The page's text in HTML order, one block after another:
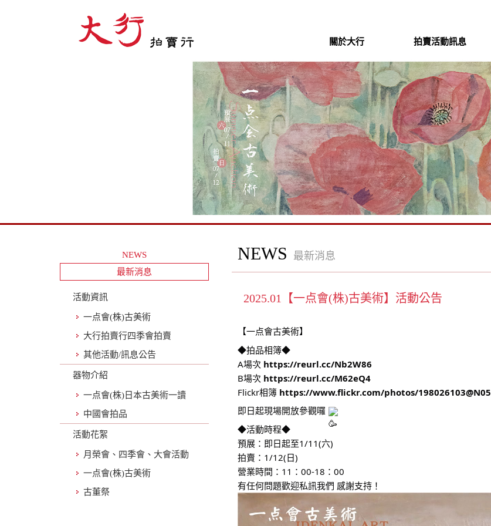
關於大行 拍賣活動訊息
NEWS
最新消息
活動資訊
一点會(株)古美術
大行拍賣行四季會拍賣
其他活動/訊息公告
器物介紹
一点會(株)日本古美術一讀
中國會拍品
活動花絮
月榮會、四季會、大會活動
一点會(株)古美術
古董祭
NEWS 最新消息
2025.01【一点會(株)古美術】活動公告
【一点會古美術】
◆拍品相簿◆
A場次 https://reurl.cc/Nb2W86
B場次 https://reurl.cc/M62eQ4
Flickr相簿 https://www.flickr.com/photos/198026103@N05
即日起現場開放參觀囉
◆活動時程◆
預展：即日起至1/11(六)
拍賣：1/12(日)
營業時間：11：00-18：00
有任何問題歡迎私訊我們 感謝支持！